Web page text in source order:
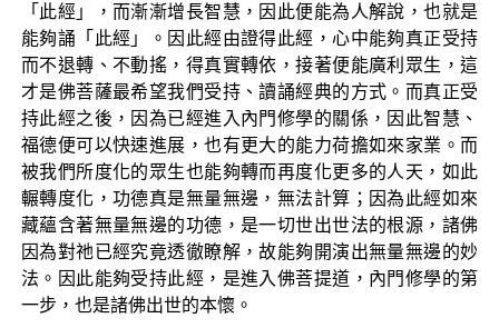
「此經」，而漸漸增長智慧，因此便能為人解說，也就是
能夠誦「此經」。因此經由證得此經，心中能夠真正受持
而不退轉、不動搖，得真實轉依，接著便能廣利眾生，這
才是佛菩薩最希望我們受持、讀誦經典的方式。而真正受
持此經之後，因為已經進入內門修學的關係，因此智慧、
福德便可以快速進展，也有更大的能力荷擔如來家業。而
被我們所度化的眾生也能夠轉而再度化更多的人天，如此
輾轉度化，功德真是無量無邊，無法計算；因為此經如來
藏蘊含著無量無邊的功德，是一切世出世法的根源，諸佛
因為對祂已經究竟透徹瞭解，故能夠開演出無量無邊的妙
法。因此能夠受持此經，是進入佛菩提道，內門修學的第
一步，也是諸佛出世的本懷。